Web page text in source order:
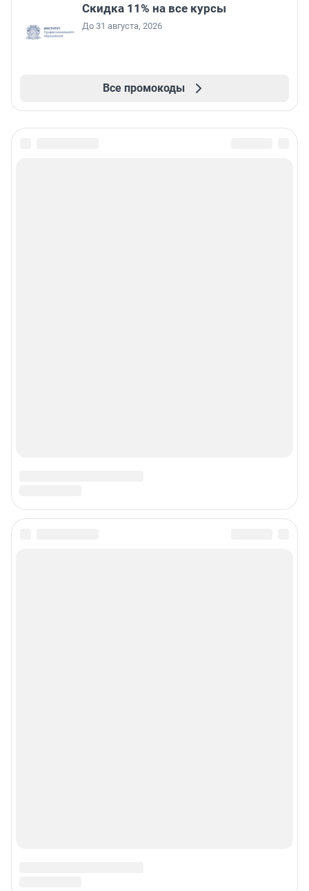
Скидка 11% на все курсы
До 31 августа, 2026
Все промокоды